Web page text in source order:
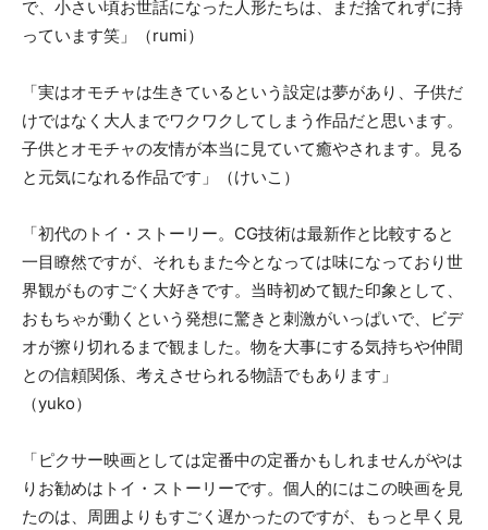
で、小さい頃お世話になった人形たちは、まだ捨てれずに持
っています笑」（rumi）
「実はオモチャは生きているという設定は夢があり、子供だ
けではなく大人までワクワクしてしまう作品だと思います。
子供とオモチャの友情が本当に見ていて癒やされます。見る
と元気になれる作品です」（けいこ）
「初代のトイ・ストーリー。CG技術は最新作と比較すると
一目瞭然ですが、それもまた今となっては味になっており世
界観がものすごく大好きです。当時初めて観た印象として、
おもちゃが動くという発想に驚きと刺激がいっぱいで、ビデ
オが擦り切れるまで観ました。物を大事にする気持ちや仲間
との信頼関係、考えさせられる物語でもあります」
（yuko）
「ピクサー映画としては定番中の定番かもしれませんがやは
りお勧めはトイ・ストーリーです。個人的にはこの映画を見
たのは、周囲よりもすごく遅かったのですが、もっと早く見